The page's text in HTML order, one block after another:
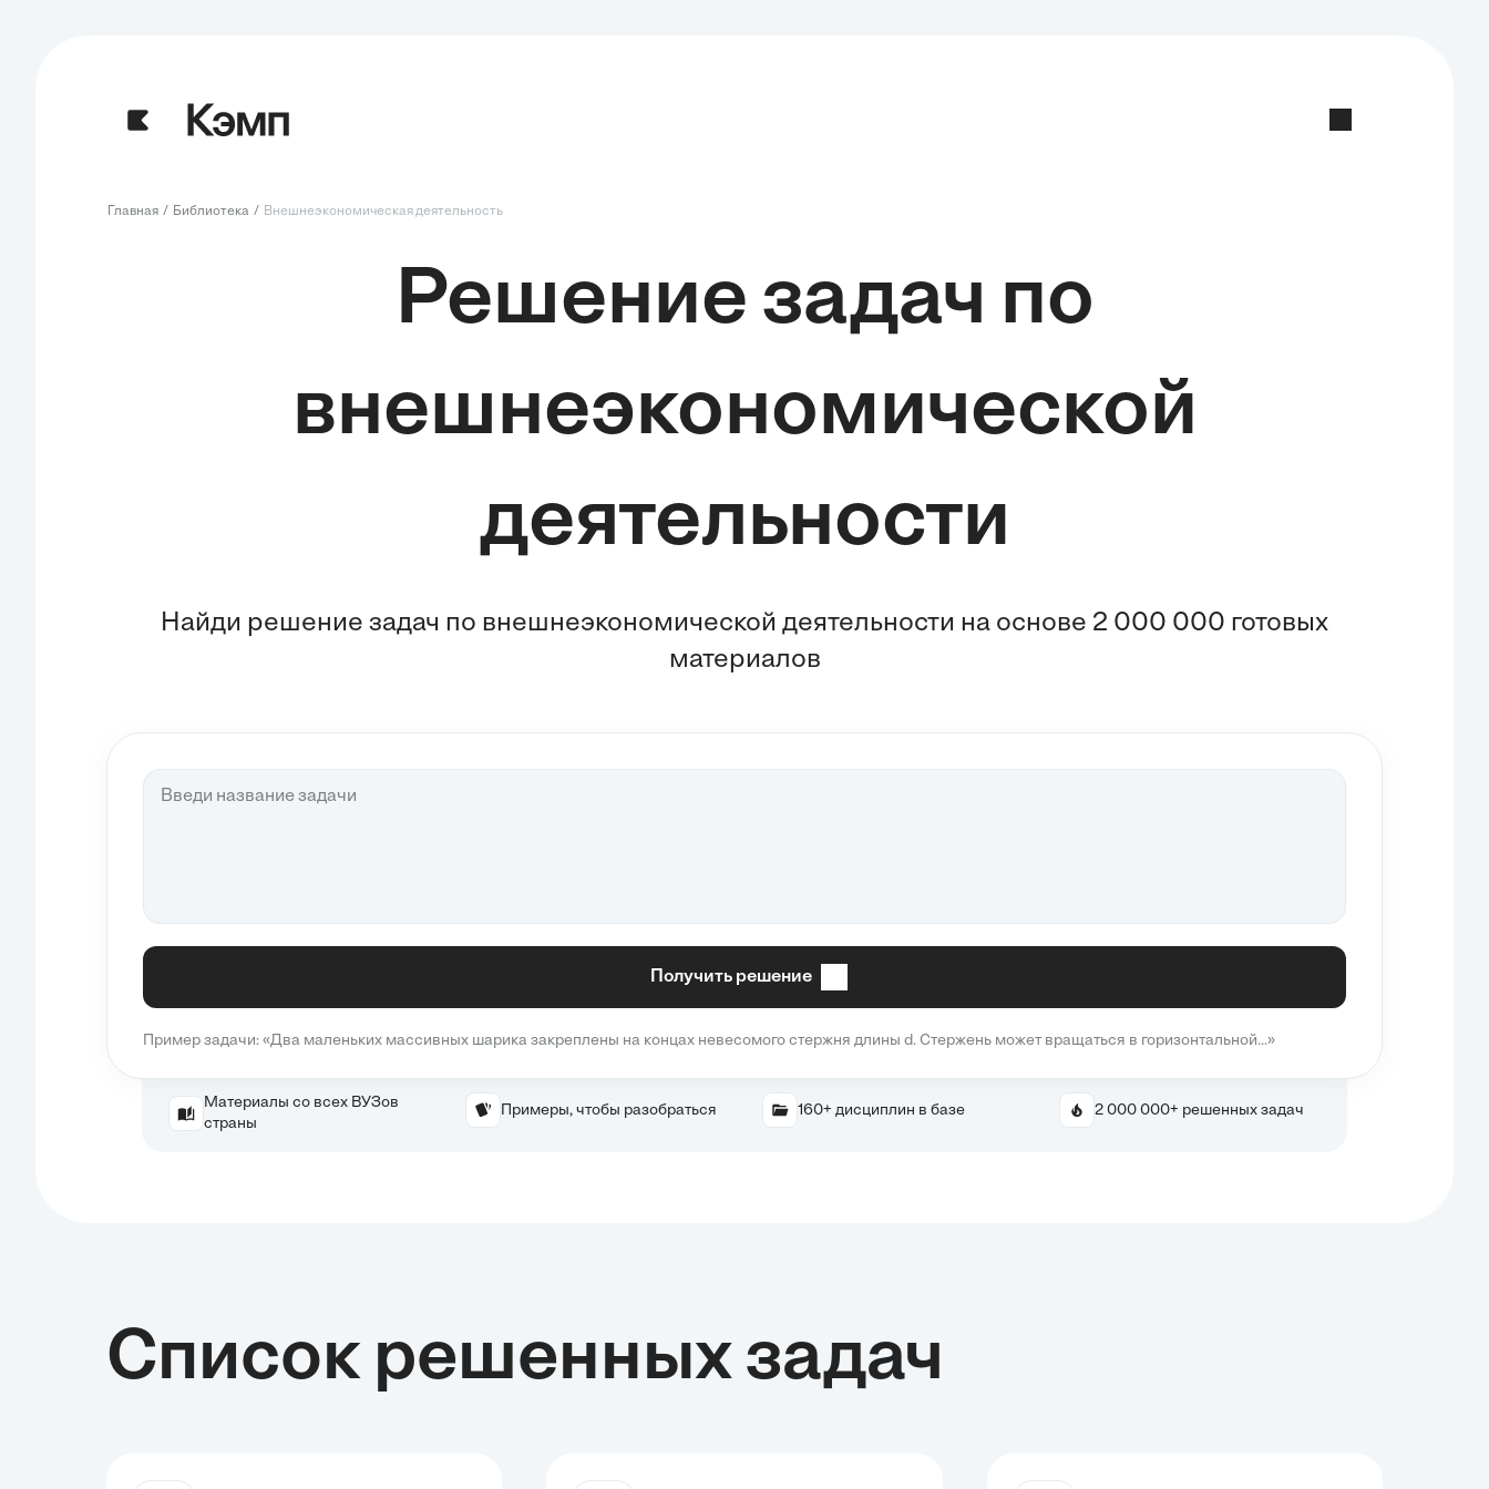
Главная Библиотека Внешнеэкономическая деятельность
Решение задач по
внешнеэкономической
деятельности
Найди решение задач по внешнеэкономической деятельности на основе 2 000 000 готовых
материалов
Получить решение
Пример задачи: «Два маленьких массивных шарика закреплены на концах невесомого стержня длины d. Стержень может вращаться в горизонтальной...»
Материалы со всех ВУЗов
страны
Примеры, чтобы разобраться 160+ дисциплин в базе 2 000 000+ решенных задач
Список решенных задач